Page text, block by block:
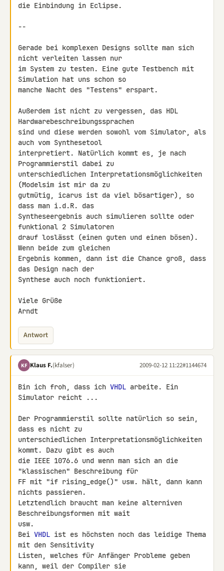
die Einbindung in Eclipse.
--
Gerade bei komplexen Designs sollte man sich
nicht verleiten lassen nur
im System zu testen. Eine gute Testbench mit
Simulation hat uns schon so
manche Nacht des "Testens" erspart.
Außerdem ist nicht zu vergessen, das HDL
Hardwarebeschreibungssprachen
sind und diese werden sowohl vom Simulator, als
auch vom Synthesetool
interpretiert. Natürlich kommt es, je nach
Programmierstil dabei zu
unterschiedlichen Interpretationsmöglichkeiten
(Modelsim ist mir da zu
gutmütig, icarus ist da viel bösartiger), so
dass man i.d.R. das
Syntheseergebnis auch simulieren sollte oder
funktional 2 Simulatoren
drauf loslässt (einen guten und einen bösen).
Wenn beide zum gleichen
Ergebnis kommen, dann ist die Chance groß, dass
das Design nach der
Synthese auch noch funktioniert.
Viele Grüße
Arndt
Antwort
KF Klaus F.(kfalser) 2009-02-12 11:22#1144674
Bin ich froh, dass ich VHDL arbeite. Ein
Simulator reicht ...
Der Programmierstil sollte natürlich so sein,
dass es nicht zu
unterschiedlichen Interpretationsmöglichkeiten
kommt. Dazu gibt es auch
die IEEE 1076.6 und wenn man sich an die
"klassischen" Beschreibung für
FF mit "if rising_edge()" usw. hält, dann kann
nichts passieren.
Letztendlich braucht man keine alterniven
Beschreibungsformen mit wait
usw.
Bei VHDL ist es höchsten noch das leidige Thema
mit den Sensitivity
Listen, welches für Anfänger Probleme geben
kann, weil der Compiler sie